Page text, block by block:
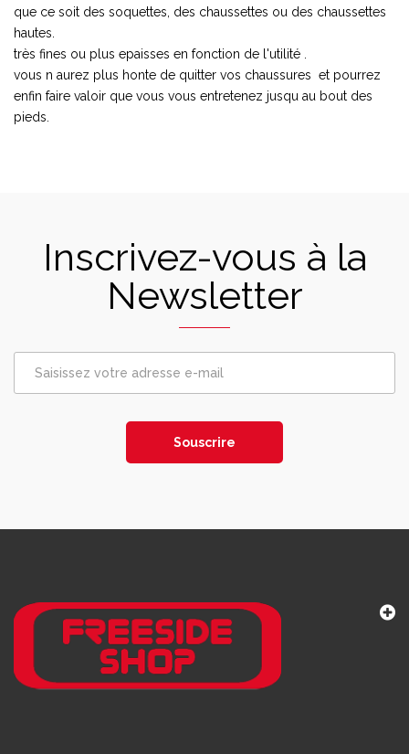
que ce soit des soquettes, des chaussettes ou des chaussettes
hautes.
très fines ou plus epaisses en fonction de l'utilité .
vous n aurez plus honte de quitter vos chaussures et pourrez
enfin faire valoir que vous vous entretenez jusqu au bout des
pieds.
Inscrivez-vous à la
Newsletter
Souscrire